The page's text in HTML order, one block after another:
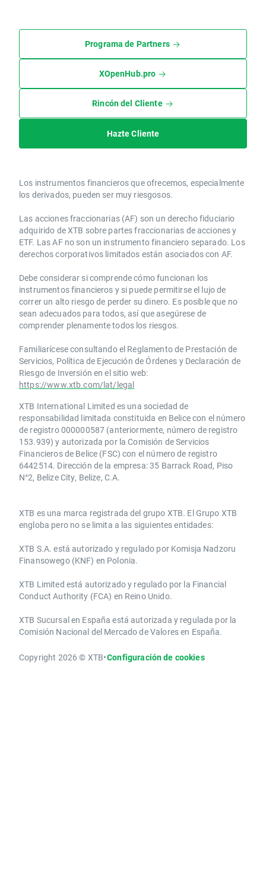
Programa de Partners
XOpenHub.pro
Rincón del Cliente
Hazte Cliente
Los instrumentos financieros que ofrecemos, especialmente
los derivados, pueden ser muy riesgosos.
Las acciones fraccionarias (AF) son un derecho fiduciario
adquirido de XTB sobre partes fraccionarias de acciones y
ETF. Las AF no son un instrumento financiero separado. Los
derechos corporativos limitados están asociados con AF.
Debe considerar si comprende cómo funcionan los
instrumentos financieros y si puede permitirse el lujo de
correr un alto riesgo de perder su dinero. Es posible que no
sean adecuados para todos, así que asegúrese de
comprender plenamente todos los riesgos.
Familiarícese consultando el Reglamento de Prestación de
Servicios, Política de Ejecución de Órdenes y Declaración de
Riesgo de Inversión en el sitio web:
https://www.xtb.com/lat/legal
XTB International Limited es una sociedad de
responsabilidad limitada constituida en Belice con el número
de registro 000000587 (anteriormente, número de registro
153.939) y autorizada por la Comisión de Servicios
Financieros de Belice (FSC) con el número de registro
6442514. Dirección de la empresa: 35 Barrack Road, Piso
N°2, Belize City, Belize, C.A.
​​XTB es una marca registrada del grupo XTB. El Grupo XTB
engloba pero no se limita a las siguientes entidades:
XTB S.A.​ está autorizado y regulado por Komisja Nadzoru
Finansowego (KNF) ​en Polonia.
XTB Limited ​está autorizado y regulado por la ​Financial
Conduct Authority ​(FCA) en ​​Reino Unido.
XTB Sucursal en España está autorizada y regulada por la
Comisión Nacional del Mercado de Valores en España.
Copyright 2026 © XTB•Configuración de cookies